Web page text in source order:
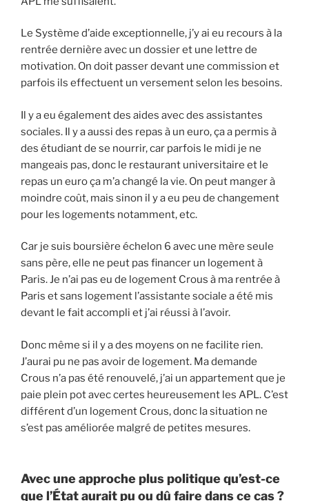
Le Système d’aide exceptionnelle, j’y ai eu recours à la
rentrée dernière avec un dossier et une lettre de
motivation. On doit passer devant une commission et
parfois ils effectuent un versement selon les besoins.
Il y a eu également des aides avec des assistantes
sociales. Il y a aussi des repas à un euro, ça a permis à
des étudiant de se nourrir, car parfois le midi je ne
mangeais pas, donc le restaurant universitaire et le
repas un euro ça m’a changé la vie. On peut manger à
moindre coût, mais sinon il y a eu peu de changement
pour les logements notamment, etc.
Car je suis boursière échelon 6 avec une mère seule
sans père, elle ne peut pas financer un logement à
Paris. Je n’ai pas eu de logement Crous à ma rentrée à
Paris et sans logement l’assistante sociale a été mis
devant le fait accompli et j’ai réussi à l’avoir.
Donc même si il y a des moyens on ne facilite rien.
J’aurai pu ne pas avoir de logement. Ma demande
Crous n’a pas été renouvelé, j’ai un appartement que je
paie plein pot avec certes heureusement les APL. C’est
différent d’un logement Crous, donc la situation ne
s’est pas améliorée malgré de petites mesures.
Avec une approche plus politique qu’est-ce
que l’État aurait pu ou dû faire dans ce cas ?